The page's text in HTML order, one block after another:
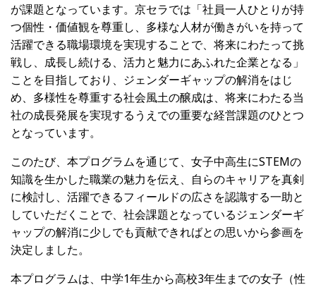
が課題となっています。京セラでは「社員一人ひとりが持
つ個性・価値観を尊重し、多様な人材が働きがいを持って
活躍できる職場環境を実現することで、将来にわたって挑
戦し、成長し続ける、活力と魅力にあふれた企業となる」
ことを目指しており、ジェンダーギャップの解消をはじ
め、多様性を尊重する社会風土の醸成は、将来にわたる当
社の成長発展を実現するうえでの重要な経営課題のひとつ
となっています。
このたび、本プログラムを通じて、女子中高生にSTEMの
知識を生かした職業の魅力を伝え、自らのキャリアを真剣
に検討し、活躍できるフィールドの広さを認識する一助と
していただくことで、社会課題となっているジェンダーギ
ャップの解消に少しでも貢献できればとの思いから参画を
決定しました。
本プログラムは、中学1年生から高校3年生までの女子（性